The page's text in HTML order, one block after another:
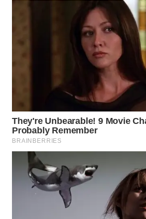
Como funciona o
evolução convergente?
A evolução convergente ocorre
desenvolve soluções parecidas
idênticos em espécies distintas.
adotaram braços curtos e
totalmente independente. Esse
otimizou a sobrevivência desses
padrão